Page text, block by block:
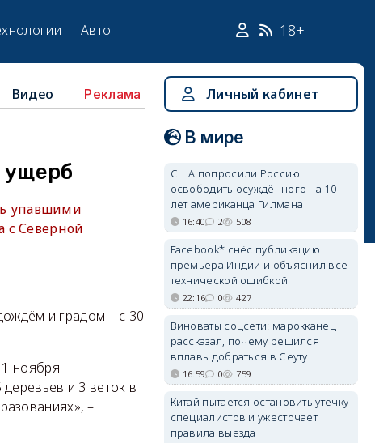
Авто 18+
Видео Реклама
ущерб
упавшими
с Северной
и градом – с 30
ноября
и 3 веток в
–
Личный кабинет
В мире
США попросили Россию
освободить осуждённого на 10
лет американца Гилмана
16:40 2 508
Facebook* снёс публикацию
премьера Индии и объяснил всё
технической ошибкой
22:16 0 427
Виноваты соцсети: марокканец
рассказал, почему решился
вплавь добраться в Сеуту
16:59 0 759
Китай пытается остановить утечку
специалистов и ужесточает
правила выезда